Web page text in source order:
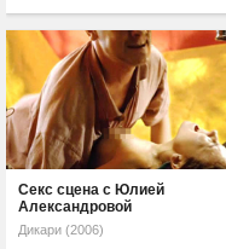
Секс сцена с Юлией
Александровой
Дикари (2006)